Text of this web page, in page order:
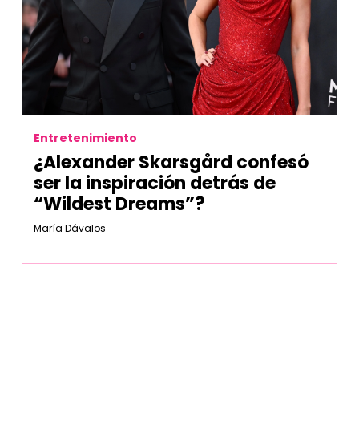
Entretenimiento
¿Alexander Skarsgård confesó
ser la inspiración detrás de
“Wildest Dreams”?
María Dávalos